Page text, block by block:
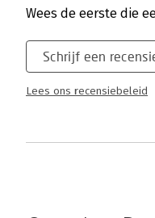
Wees de eerste die
Schrijf een
Lees ons recensiebeleid